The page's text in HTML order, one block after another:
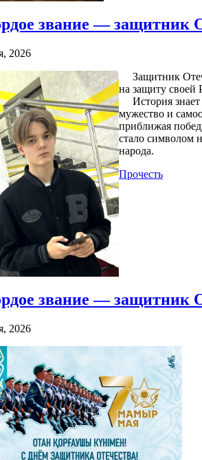
звание — защитник
2026
Защитник
на защиту своей
История знает
мужество и
приближая
стало символом
народа.
Прочесть
звание — защитник
2026